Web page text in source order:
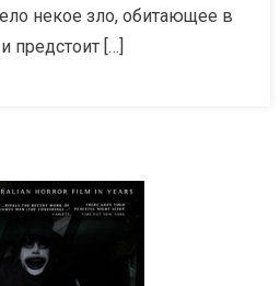
некое зло, обитающее в
предстоит […]